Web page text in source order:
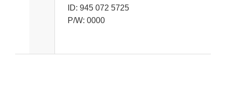
ID: 945 072 5725
P/W: 0000